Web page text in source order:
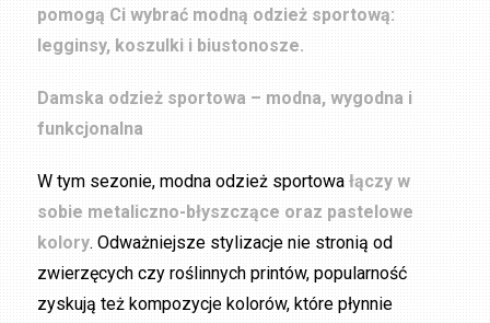
pomogą Ci wybrać modną odzież sportową:
legginsy, koszulki i biustonosze.
Damska odzież sportowa – modna, wygodna i
funkcjonalna
W tym sezonie, modna odzież sportowałączy w
sobie metaliczno-błyszczące oraz pastelowe
kolory. Odważniejsze stylizacje nie stronią od
zwierzęcych czy roślinnych printów, popularność
zyskują też kompozycje kolorów, które płynnie